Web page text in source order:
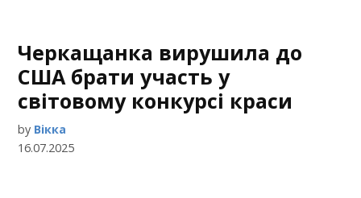
Черкащанка вирушила до
США брати участь у
світовому конкурсі краси
by Вікка
16.07.2025